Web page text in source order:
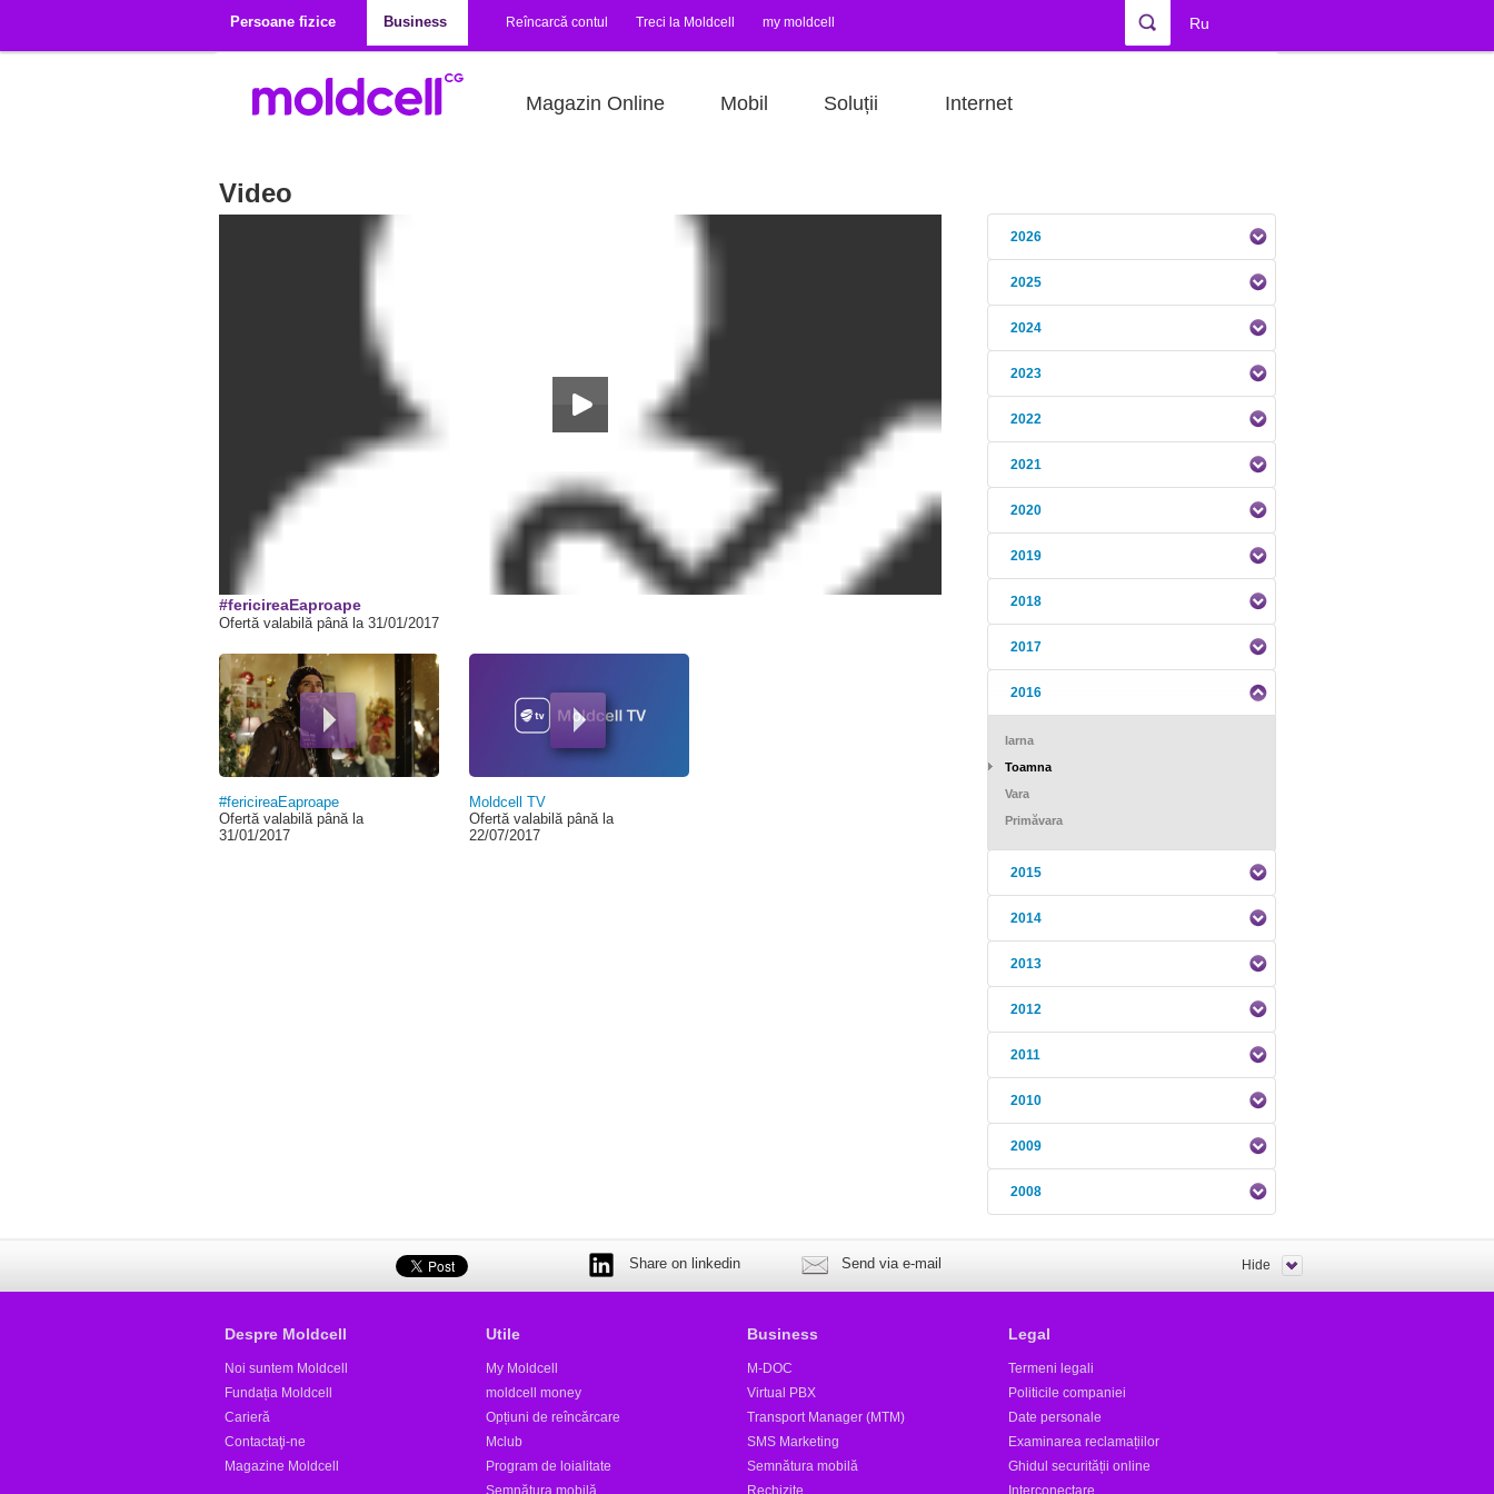
Persoane fizice
Business Reîncarcă contul Treci la Moldcell my moldcell Ru
Magazin Online Mobil Soluții Internet
Video
2026
2025
2024
2023
2022
2021
2020
2019
2018
2017
2016
Iarna
Toamna
Vara
Primăvara
2015
2014
2013
2012
2011
2010
2009
2008
#fericireaEaproape
Ofertă valabilă până la 31/01/2017
#fericireaEaproape
Ofertă valabilă până la
31/01/2017
Moldcell TV
Ofertă valabilă până la
22/07/2017
Share on linkedin Send via e-mail Hide
Despre Moldcell
Noi suntem Moldcell
Fundația Moldcell
Carieră
Contactaţi-ne
Magazine Moldcell
Utile
My Moldcell
moldcell money
Opțiuni de reîncărcare
Mclub
Program de loialitate
Semnătura mobilă
Business
M-DOC
Virtual PBX
Transport Manager (MTM)
SMS Marketing
Semnătura mobilă
Rechizite
Legal
Termeni legali
Politicile companiei
Date personale
Examinarea reclamațiilor
Ghidul securității online
Interconectare